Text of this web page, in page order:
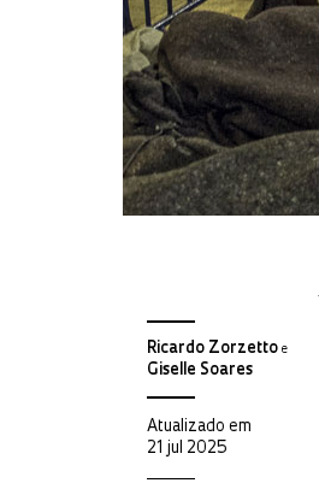
Ricardo Zorzetto e
Giselle Soares
Atualizado em
21 jul 2025